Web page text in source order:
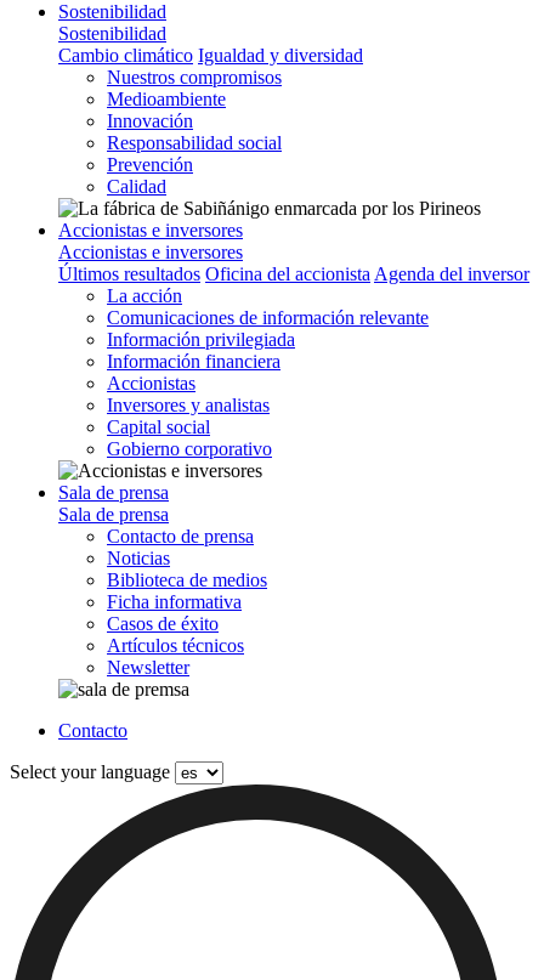
Sostenibilidad
Sostenibilidad
Cambio climático Igualdad y diversidad
Nuestros compromisos
Medioambiente
Innovación
Responsabilidad social
Prevención
Calidad
Accionistas e inversores
Accionistas e inversores
Últimos resultados Oficina del accionista Agenda del inversor
La acción
Comunicaciones de información relevante
Información privilegiada
Información financiera
Accionistas
Inversores y analistas
Capital social
Gobierno corporativo
Sala de prensa
Sala de prensa
Contacto de prensa
Noticias
Biblioteca de medios
Ficha informativa
Casos de éxito
Artículos técnicos
Newsletter
Contacto
Select your language